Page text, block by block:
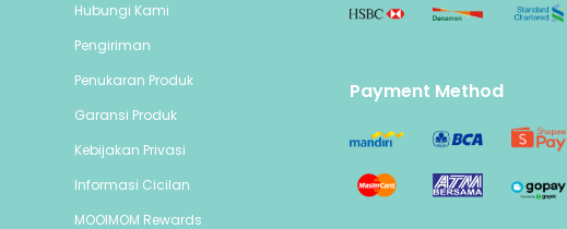
Hubungi Kami
Pengiriman
Penukaran Produk
Garansi Produk
Kebijakan Privasi
Informasi Cicilan
MOOIMOM Rewards
Payment Method